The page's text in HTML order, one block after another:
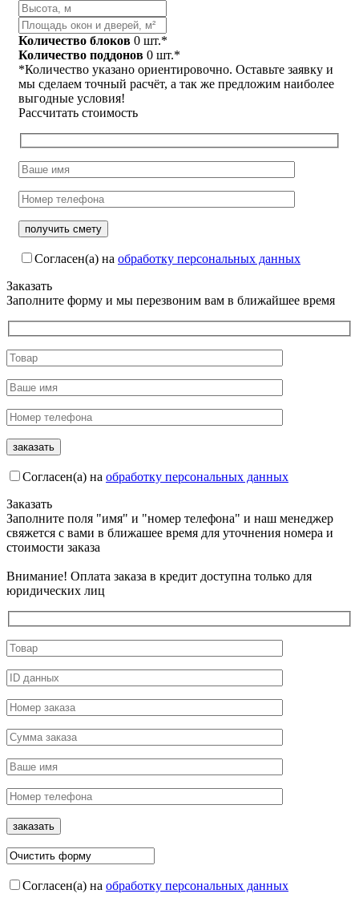
Количество блоков 0 шт.*
Количество поддонов 0 шт.*
*Количество указано ориентировочно. Оставьте заявку и
мы сделаем точный расчёт, а так же предложим наиболее
выгодные условия!
Рассчитать стоимость
Согласен(а) на обработку персональных данных
Заказать
Заполните форму и мы перезвоним вам в ближайшее время
Согласен(а) на обработку персональных данных
Заказать
Заполните поля "имя" и "номер телефона" и наш менеджер
свяжется с вами в ближашее время для уточнения номера и
стоимости заказа
Внимание! Оплата заказа в кредит доступна только для
юридических лиц
Согласен(а) на обработку персональных данных